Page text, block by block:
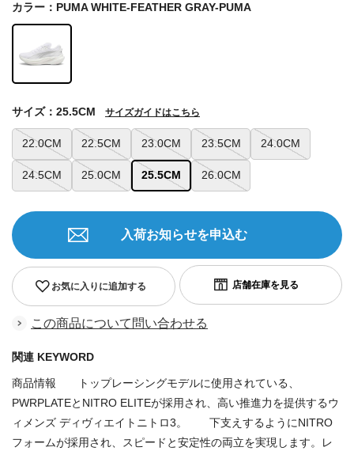
カラー：PUMA WHITE-FEATHER GRAY-PUMA
22.0CM 22.5CM 23.0CM 23.5CM 24.0CM
24.5CM 25.0CM 25.5CM 26.0CM
サイズ：25.5CM サイズガイドはこちら
お気に入りに追加する
入荷お知らせを申込む
この商品について問い合わせる
関連 KEYWORD
商品情報 トップレーシングモデルに使用されている、
PWRPLATEとNITRO ELITEが採用され、高い推進力を提供するウ
ィメンズ ディヴィエイトニトロ3。 下支えするようにNITRO
フォームが採用され、スピードと安定性の両立を実現します。レ